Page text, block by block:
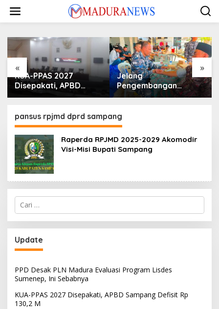
konten
« »
KUA-PPAS 2027
Disepakati, APBD
Sampang Defisit Rp
Jelang
Pengembangan
Lapangan Hidayah,
Madura II Perkuat
Sinergi dengan
Nelayan Sampang
pansus rpjmd dprd sampang
Raperda RPJMD 2025-2029 Akomodir
Visi-Misi Bupati Sampang
Cari
untuk:
Update
PPD Desak PLN Madura Evaluasi Program Lisdes
Sumenep, Ini Sebabnya
KUA-PPAS 2027 Disepakati, APBD Sampang Defisit Rp
130,2 M